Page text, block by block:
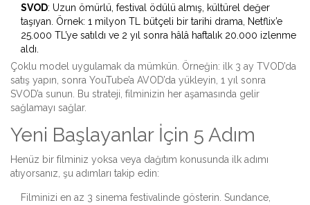
SVOD: Uzun ömürlü, festival ödülü almış, kültürel değer
taşıyan. Örnek: 1 milyon TL bütçeli bir tarihi drama, Netflix’e
25.000 TL’ye satıldı ve 2 yıl sonra hâlâ haftalık 20.000 izlenme
aldı.
Çoklu model uygulamak da mümkün. Örneğin: ilk 3 ay TVOD’da
satış yapın, sonra YouTube’a AVOD’da yükleyin, 1 yıl sonra
SVOD’a sunun. Bu strateji, filminizin her aşamasında gelir
sağlamayı sağlar.
Yeni Başlayanlar İçin 5 Adım
Henüz bir filminiz yoksa veya dağıtım konusunda ilk adımı
atıyorsanız, şu adımları takip edin:
Filminizi en az 3 sinema festivalinde gösterin. Sundance,